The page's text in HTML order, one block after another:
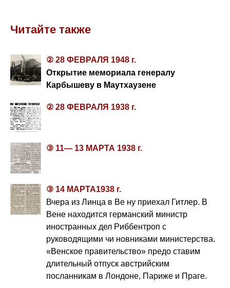
Читайте также
② 28 ФЕВРАЛЯ 1948 г.
Открытие мемориала генералу
Карбышеву в Маутхаузене
② 28 ФЕВРАЛЯ 1938 г.
③ 11— 13 МАРТА 1938 г.
③ 14 МАРТА1938 г.
Вчера из Линца в Ве ну приехал Гитлер. В
Вене находится германский министр
иностранных дел Риббентроп с
руководящими чи новниками министерства.
«Венское правительство» предо ставим
длительный отпуск австрийским
посланникам в Лондоне, Париже и Праге.